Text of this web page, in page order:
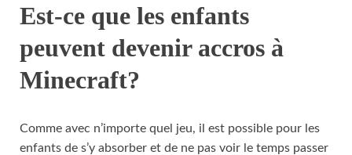
Est-ce que les enfants
peuvent devenir accros à
Minecraft?
Comme avec n’importe quel jeu, il est possible pour les
enfants de s’y absorber et de ne pas voir le temps passer